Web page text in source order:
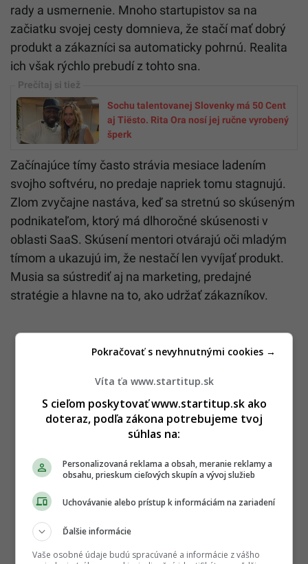
rady a usmernenie. Mnoho startupistov sa na
začiatku svojej cesty domnieva, že stačí mať dobrý
produkt a zákazníci sa automaticky pohrnú. Realita
ich však rýchlo prebudí z tohto sna.
Sochu talentovanej Slovenky má 50 Cent
aj Tiësto. Rita Ora nosí jej ručne vyrobený
šperk
Začínajúce tímy často strávia mesiace ladením
svojho softvéru, no predaje napriek tomu stagnujú.
Zlom zvyčajne nastáva, keď sa stretnú so skúseným
podnikateľom, ktorý má dlhoročné skúsenosti v
oblasti SaaS. Skúsení mentori otvárajú oči mladým
tímom a ukazujú im, že nestačí len vyvíjať produkt.
Musia sa sústrediť aj na marketing, predajné
stratégie a hlavne na to, ako udržať zákazníkov.
Víta ťa www.startitup.sk
S cieľom poskytovať www.startitup.sk ako
doteraz, podľa zákona potrebujeme tvoj
súhlas na:
Personalizovaná reklama a obsah, meranie reklamy a
obsahu, prieskum cieľových skupín a vývoj služieb
Uchovávanie alebo prístup k informáciám na zariadení
Ďalšie informácie
Vaše osobné údaje budú spracúvané a informácie z vášho
Pokračovať s nevyhnutnými cookies →